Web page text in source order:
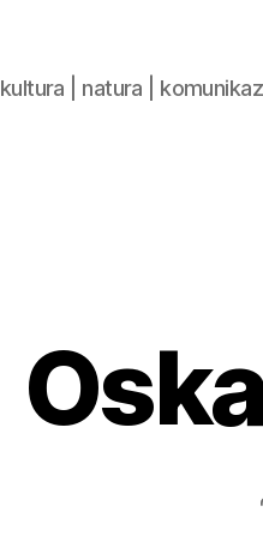
kultura | natura |